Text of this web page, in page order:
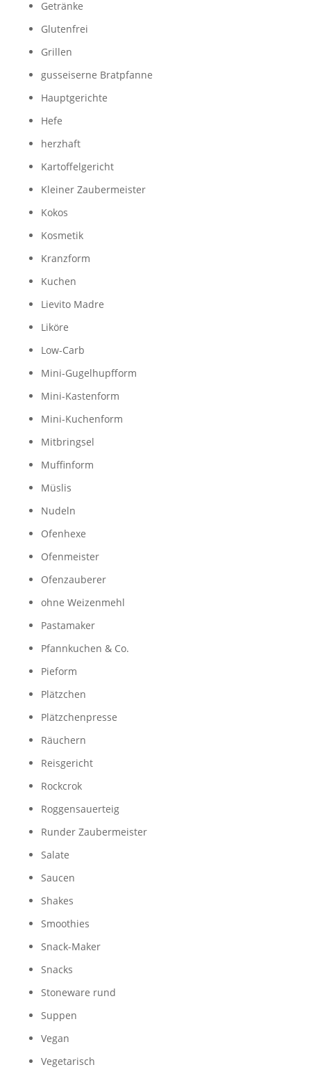
Getränke
Glutenfrei
Grillen
gusseiserne Bratpfanne
Hauptgerichte
Hefe
herzhaft
Kartoffelgericht
Kleiner Zaubermeister
Kokos
Kosmetik
Kranzform
Kuchen
Lievito Madre
Liköre
Low-Carb
Mini-Gugelhupfform
Mini-Kastenform
Mini-Kuchenform
Mitbringsel
Muffinform
Müslis
Nudeln
Ofenhexe
Ofenmeister
Ofenzauberer
ohne Weizenmehl
Pastamaker
Pfannkuchen & Co.
Pieform
Plätzchen
Plätzchenpresse
Räuchern
Reisgericht
Rockcrok
Roggensauerteig
Runder Zaubermeister
Salate
Saucen
Shakes
Smoothies
Snack-Maker
Snacks
Stoneware rund
Suppen
Vegan
Vegetarisch